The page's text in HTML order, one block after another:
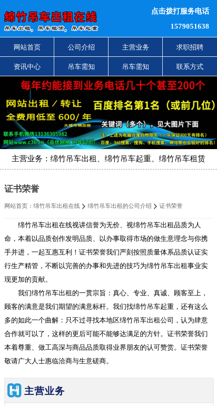
点击拨打服务电话
1579051638
网站首页 公司介绍 主营业务 求职招聘
资讯中心 吊车需知 吊车需知 联系方式
主营业务：绵竹吊车出租、绵竹吊车起重、绵竹吊车租赁
证书荣誉
网站首页： 绵竹吊车出租在线 绵竹吊车出租的公司介绍 证书荣誉
绵竹吊车出租在线视讲信誉为无价、视绵竹吊车出租品质为人
命，本着以品质创作发明品质、以办事取得市场的做生意理念与你携
手并进，一起互惠互利！证书荣誉我们严刻按照质量体系品质认证实
行生产精管，不断以完善的办事和先进的技巧为绵竹吊车出租事业实
现更加的贡献。
我们绵竹吊车出租的一贯宗旨：真心、专业、真诚、顾客至上，
顾客的满意是我们期望的满意标杆。我们找绵竹吊车起重，还有这么
多的如此一个曲解：只不过寻找本地区绵竹吊车出租公司，认为肆意
合作就可以了，这样的更后可能不能够达满足的方针。证书荣誉我们
本着尊重、做工高深与商品品质取得业界朋友的认可赞赏。证书荣誉
敬请广大人士惠临洽商与生意磋商。
主营业务